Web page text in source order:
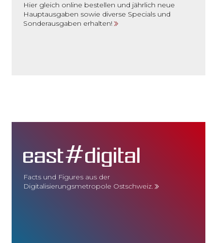
Hier gleich online bestellen und jährlich neue
Hauptausgaben sowie diverse Specials und
Sonderausgaben erhalten!
Facts und Figures aus der
Digitalisierungsmetropole Ostschweiz.